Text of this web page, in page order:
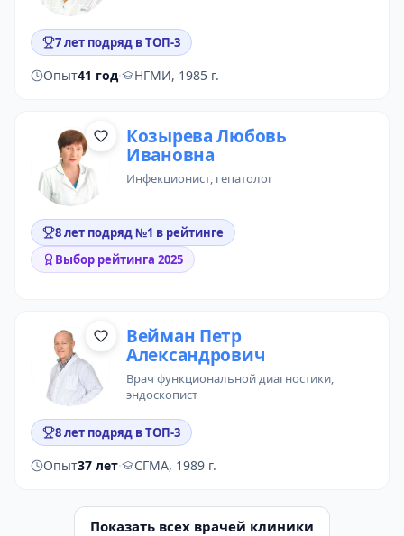
7 лет подряд в ТОП-3
Опыт41 год· НГМИ, 1985 г.
Козырева Любовь
Ивановна
инфекционист, гепатолог
8 лет подряд №1 в рейтинге
Выбор рейтинга 2025
Вейман Петр
Александрович
врач функциональной диагностики,
эндоскопист
8 лет подряд в ТОП-3
Опыт37 лет· СГМА, 1989 г.
Показать всех врачей клиники